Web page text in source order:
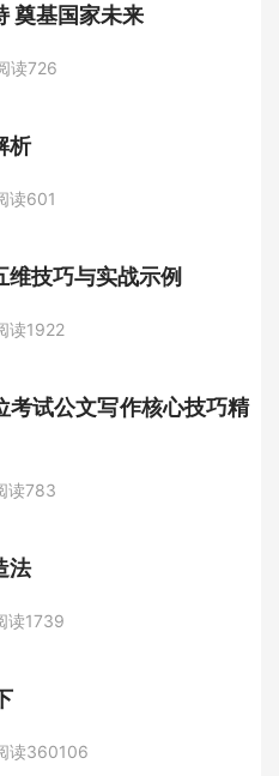
奠基国家未来
读726
析
读601
技巧与实战示例
读1922
考试公文写作核心技巧精
读783
法
读1739
读360106